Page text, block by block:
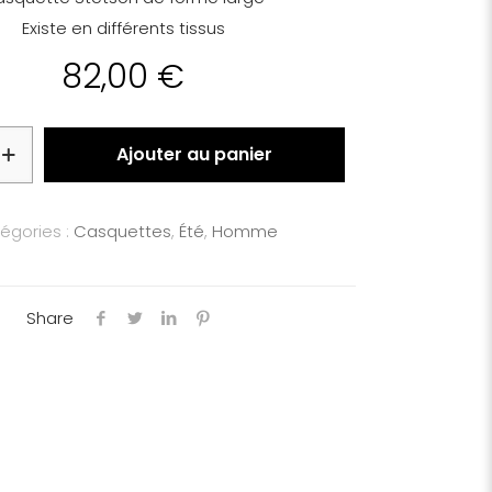
Existe en différents tissus
82,00 €
Ajouter au panier
: Casquettes, Été, Homme
Share